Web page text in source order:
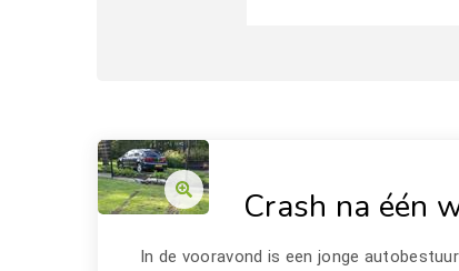
Crash na één
In de vooravond is een jonge